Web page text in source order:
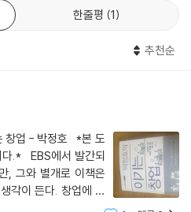
문이다. 투자자 입장에서는 자신이
는지를 손쉽게 확인하고 싶은 것이 당
가 멀리 있다면 당연히 투자를 주저하
는 주변에서 비슷한 업종이 함께 모
정에서 이득을 보는 경제 주체 중 하
이 여기저기 흩어져 있을 경우, 여러 가
이동해야 한다. 이와 달리 유사한 품
이 발품을 많이 팔지 않고서도 편하
한 이유로 우리는 전자제품을 사려고
고 할 때는 동대문의류상가로 향하는
니기 싫거나 자유로운 시간을 보내
강한 의지가 무엇보다 중요하다.
계획서는 어떻게 쓰고, 돈은 어디서
게 회사를 알릴 것이며, 조직은 어떻
에 몸담지 않고는 결코 알 수 없는 55
성공한 창업자와 실패한 창업자를 망
탕으로 써내려간 저자의 설명은 이미
을 저지를 사람 모두에게 구체적인
한줄평 1
추천순
- 박정호 *본 도
간되
, 그와 별개로 이책은
각이 든다. 창업에 적
창업을 6하원칙에 따